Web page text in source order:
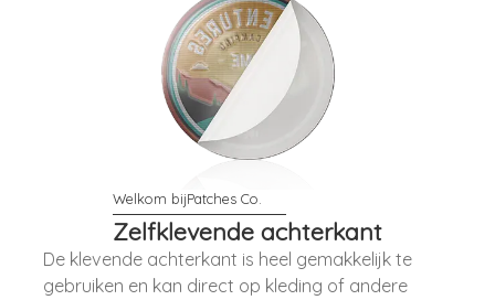
Zelfklevende achterkant
De klevende achterkant is heel gemakkelijk te
gebruiken en kan direct op kleding of andere